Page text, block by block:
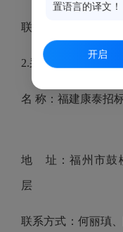
联系方式：李先生
2.采购代理机构信息
名 称：福
地 址：福州市鼓
联系方式：何丽瑱
置语言的译文！
开启